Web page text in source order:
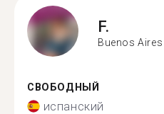
F.
Buenos Aires
СВОБОДНЫЙ
испанский